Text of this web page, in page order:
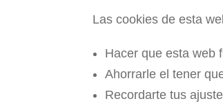
Las cookies de esta
Hacer que esta web
Ahorrarle el tener
Recordarte tus